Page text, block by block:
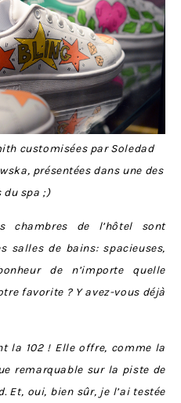
customisées parSoledad
, présentées dans une des
du spa ;)
chambres de l’hôtel sont
salles de bains: spacieuses,
de n’importe quelle
favorite ? Y avez-vous déjà
la 102 ! Elle offre, comme la
remarquable sur la piste de
Et, oui, bien sûr, je l’ai testée